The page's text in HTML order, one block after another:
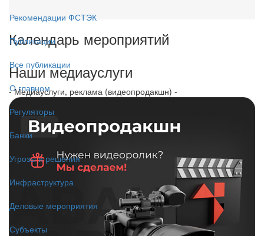
Рекомендации ФСТЭК
Публикации
Все публикации
О главном
Регуляторы
Банки
Угрозы и решения
Инфраструктура
Деловые мероприятия
Субъекты
Календарь мероприятий
Наши медиауслуги
- Медиауслуги, реклама (видеопродакшн) -